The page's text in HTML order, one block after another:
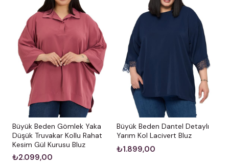
Büyük Beden Gömlek Yaka
Düşük Truvakar Kollu Rahat
Kesim Gül Kurusu Bluz
₺2.099,00
Büyük Beden Dantel Detaylı
Yarım Kol Lacivert Bluz
₺1.899,00